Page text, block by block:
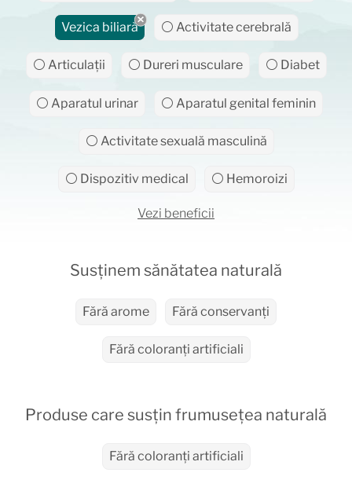
Vezica biliară ⚪ Activitate cerebrală
⚪ Articulații ⚪ Dureri musculare ⚪ Diabet
⚪ Aparatul urinar ⚪ Aparatul genital feminin
⚪ Activitate sexuală masculină
⚪ Dispozitiv medical ⚪ Hemoroizi
Vezi beneficii
Susținem sănătatea naturală
Fără arome Fără conservanți
Fără coloranți artificiali
Produse care susțin frumusețea naturală
Fără coloranți artificiali